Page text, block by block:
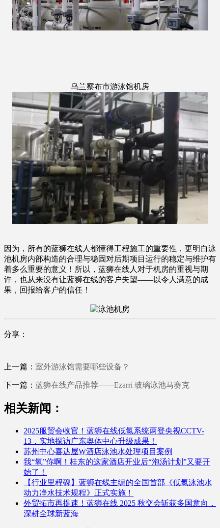
乌兰察布市游泳馆机房
因为，所有的蓝狮在线人都懂得工程施工的重要性，更明白泳
池机房内部构造的合理与稳固对后期项目运行的稳定与维护有
着多么重要的意义！所以，蓝狮在线人对于机房的重视与期
许，也从来没有让蓝狮在线的客户失望——以令人满意的成
果，回报给客户的信任！
分享：
上一篇： 室外游泳馆需要哪些设备？
下一篇： 蓝狮在线产品推荐——Ezarri 玻璃泳池马赛克
相关新闻：
2025服贸会收官！蓝狮在线低氯系统两登央视CCTV-
13，实地探访广东奥体中心升级成果！
苏州中心喜达屋W酒店泳池水处理项目案例
我“氧”你啊！桂东的这家酒店开业后“泡汤计划”又要开
始了！
【行业里程碑】蓝狮在线主编的全国首部《低氯泳池水
动力净水技术规程》正式实施！
外贸拓市再提速！蓝狮在线 2025 秋交会斩获多国意向，
深耕全球新蓝海